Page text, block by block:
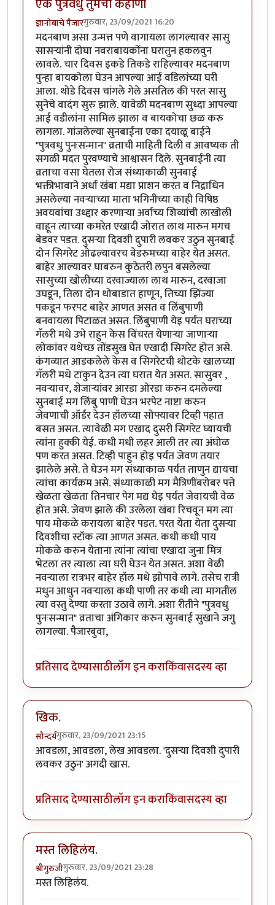
ऐक पुत्रवधु तुमची कहाणी
ज्ञानोबाचे पैजारगुरुवार, 23/09/2021 16:20
मदनबाण असा उन्मत्त पणे वागायला लागल्यावर सासु
सासर्‍यांनी दोघा नवराबायकोंना घरातुन हकलवुन
लावले. चार दिवस इकडे तिकडे राहिल्यावर मदनबाण
पुन्हा बायकोला घेउन आपल्या आई वडिलांच्या घरी
आला. थोडे दिवस चांगले गेले असतिल की परत सासु
सुनेचे वादंग सुरु झाले. यावेळी मदनबाण सुध्दा आपल्या
आई वडीलांना सामिल झाला व बायकोचा छळ करु
लागला. गांजलेल्या सुनबाईंना एका दयाळू बाईने
"पुत्रवधु पुनःसन्मान" व्रताची माहिती दिली व आवष्यक ती
सगळी मदत पुरवण्याचे आश्वासन दिले. सुनबाईंनी त्या
व्रताचा वसा घेतला रोज संध्याकाळी सुनबाई
भक्तीभावाने अर्धा खंबा मद्या प्राशन करत व निद्राधिन
असलेल्या नवर्‍याच्या माता भगिनीच्या काही विषिष्ठ
अवयवांचा उध्द्दार करणार्‍या अर्वाच्य शिव्यांची लाखोली
वाहून त्याच्या कमरेत एखादी जोरात लाथ मारुन मगच
बेडवर पडत. दुसर्‍या दिवशी दुपारी लवकर उठुन सुनबाई
दोन सिगरेट ओढल्यावरच बेडरुमच्या बाहेर येत असत.
बाहेर आल्यावर घाबरुन कुठेतरी लपुन बसलेल्या
सासुच्या खोलीच्या दरवाज्याला लाथ मारुन, दरवाजा
उघडून, तिला दोन थोबाडात हाणून, तिच्या झिंज्या
पकडून फरपट बाहेर आणत असत व लिंबुपाणी
बनवायला पिटाळत असत. लिंबुपाणी येइ पर्यंत घराच्या
गॅलरी मधे उभे राहुन केस विंचरत येणार्‍या जाणार्‍या
लोकांवर यथेच्छ तोंडसुख घेत एखादी सिगरेट होत असे.
कंगव्यात आडकलेले केस व सिगरेटची थोटके खालच्या
गॅलरी मधे टाकुन देउन त्या घरात येत असत. सासुवर ,
नवर्‍यावर, शेजार्‍यांवर आरडा ओरडा करुन दमलेल्या
सुनबाई मग लिंबु पाणी घेउन भरपेट नाष्टा करुन
जेवणाची ऑर्डर देउन हॉलच्या सोफ्यावर टिव्ही पहात
बसत असत. त्यावेळी मग एखाद दुसरी सिगरेट घ्यायची
त्यांना हुक्की येई. कधी मधी लहर आली तर त्या अंघोळ
पण करत असत. टिव्ही पाहुन होइ पर्यंत जेवण तयार
झालेले असे. ते घेउन मग संध्याकाळ पर्यंत ताणुन द्यायचा
त्यांचा कार्यक्रम असे. संध्याकाळी मग मैत्रिणींबरोबर पत्ते
खेळता खेळता तिनचार पेग मद्य घेइ पर्यंत जेवायची वेळ
होत असे. जेवण झाले की उरलेला खंबा रिचवून मग त्या
पाय मोकळे करायला बाहेर पडत. परत येता येता दुसर्‍या
दिवशीचा स्टॉक त्या आणत असत. कधी कधी पाय
मोकळे करुन येताना त्यांना त्यांचा एखादा जुना मित्र
भेटला तर त्याला त्या घरी घेउन येत असत. अशा वेळी
नवर्‍याला रात्रभर बाहेर हॉल मधे झोपावे लागे. तसेच रात्री
मधुन आधुन नवर्‍याला कधी पाणी तर कधी त्या मागतील
त्या वस्तु देण्या करता उठावे लागे. अशा रीतीने "पुत्रवधु
पुनःसन्मान" व्रताचा अंगिकार करुन सुनबाई सुखाने जगु
लागल्या. पैजारबुवा,
प्रतिसाद देण्यासाठीलॉग इन कराकिंवासदस्य व्हा
खिक.
सौन्दर्यगुरुवार, 23/09/2021 23:15
आवडला, आवडला, लेख आवडला. 'दुसर्‍या दिवशी दुपारी
लवकर उठुन' अगदी खास.
प्रतिसाद देण्यासाठीलॉग इन कराकिंवासदस्य व्हा
मस्त लिहिलंय.
श्रीगुरुजीगुरुवार, 23/09/2021 23:28
मस्त लिहिलंय.